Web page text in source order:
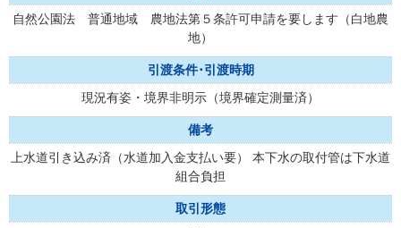
自然公園法 普通地域 農地法第５条許可申請を要します（白地農
地）
引渡条件･引渡時期
現況有姿・境界非明示（境界確定測量済）
備考
上水道引き込み済（水道加入金支払い要） 本下水の取付管は下水道
組合負担
取引形態